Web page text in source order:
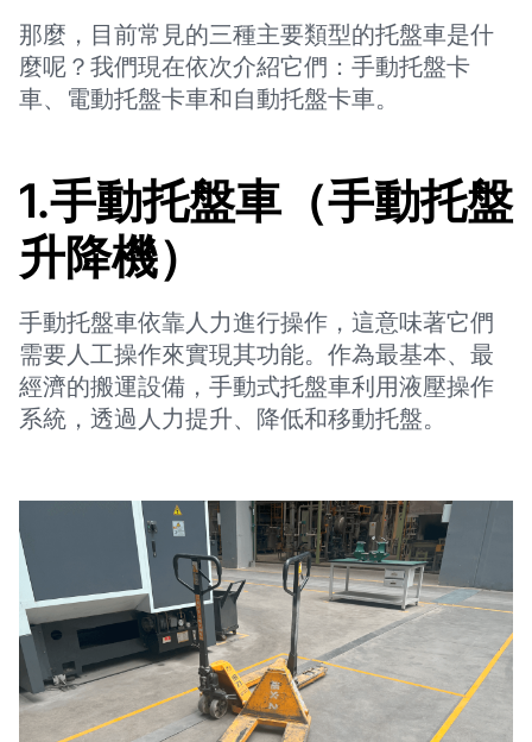
那麼，目前常見的三種主要類型的托盤車是什
麼呢？我們現在依次介紹它們：手動托盤卡
車、電動托盤卡車和自動托盤卡車。
1.手動托盤車（手動托盤
升降機）
手動托盤車依靠人力進行操作，這意味著它們
需要人工操作來實現其功能。作為最基本、最
經濟的搬運設備，手動式托盤車利用液壓操作
系統，透過人力提升、降低和移動托盤。